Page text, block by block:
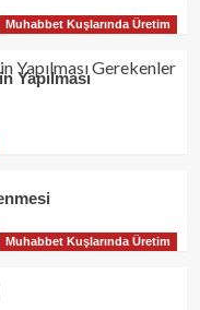
Hastalığı (Feline
Belirtileri, Tedavisi
Muhabbet Kuşlarında Üretim
Yapılması
Muhabbet Kuşlarında Üretim